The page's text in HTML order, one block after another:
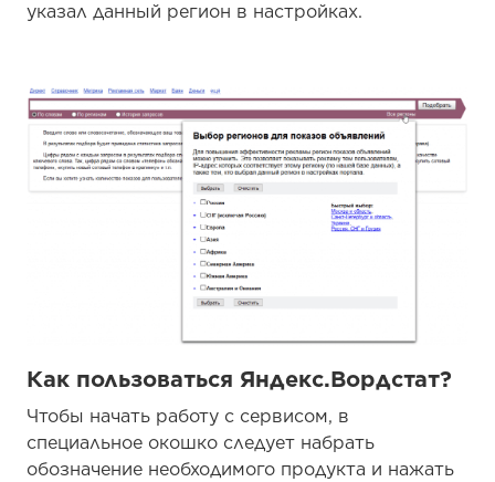
указал данный регион в настройках.
Как пользоваться Яндекс.Вордстат?
Чтобы начать работу с сервисом, в
специальное окошко следует набрать
обозначение необходимого продукта и нажать